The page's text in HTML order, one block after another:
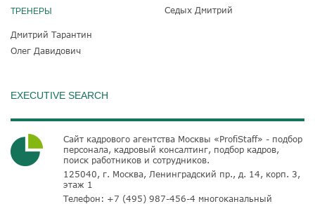
ТРЕНЕРЫ
Дмитрий Тарантин
Олег Давидович
Седых Дмитрий
EXECUTIVE SEARCH
Сайт кадрового агентства Москвы «ProfiStaff» - подбор
персонала, кадровый консалтинг, подбор кадров,
поиск работников и сотрудников.
125040, г. Москва, Ленинградский пр., д. 14, корп. 3,
этаж 1
Телефон: +7 (495) 987-456-4 многоканальный